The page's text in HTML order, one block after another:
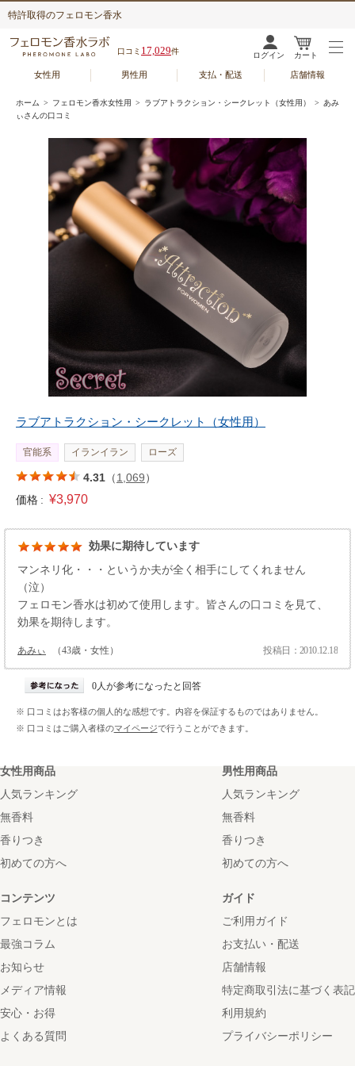
特許取得のフェロモン香水
口コミ 17,029件 ログイン カート
女性用 男性用 支払・配送 店舗情報
ホーム > フェロモン香水女性用 > ラブアトラクション・シークレット（女性用）
> あみ
ぃさんの口コミ
ラブアトラクション・シークレット（女性用）
官能系 イランイラン ローズ
4.31 （1,069）
価格 : ¥3,970
効果に期待しています
マンネリ化・・・というか夫が全く相手にしてくれません
（泣）
フェロモン香水は初めて使用します。皆さんの口コミを見て、
効果を期待します。
あみぃ （43歳・女性） 投稿日：2010.12.18
0人が参考になったと回答
※ 口コミはお客様の個人的な感想です。内容を保証するものではありません。
※ 口コミはご購入者様のマイページで行うことができます。
女性用商品
人気ランキング
無香料
香りつき
初めての方へ
男性用商品
人気ランキング
無香料
香りつき
初めての方へ
コンテンツ
フェロモンとは
最強コラム
お知らせ
メディア情報
安心・お得
よくある質問
ガイド
ご利用ガイド
お支払い・配送
店舗情報
特定商取引法に基づく表記
利用規約
プライバシーポリシー